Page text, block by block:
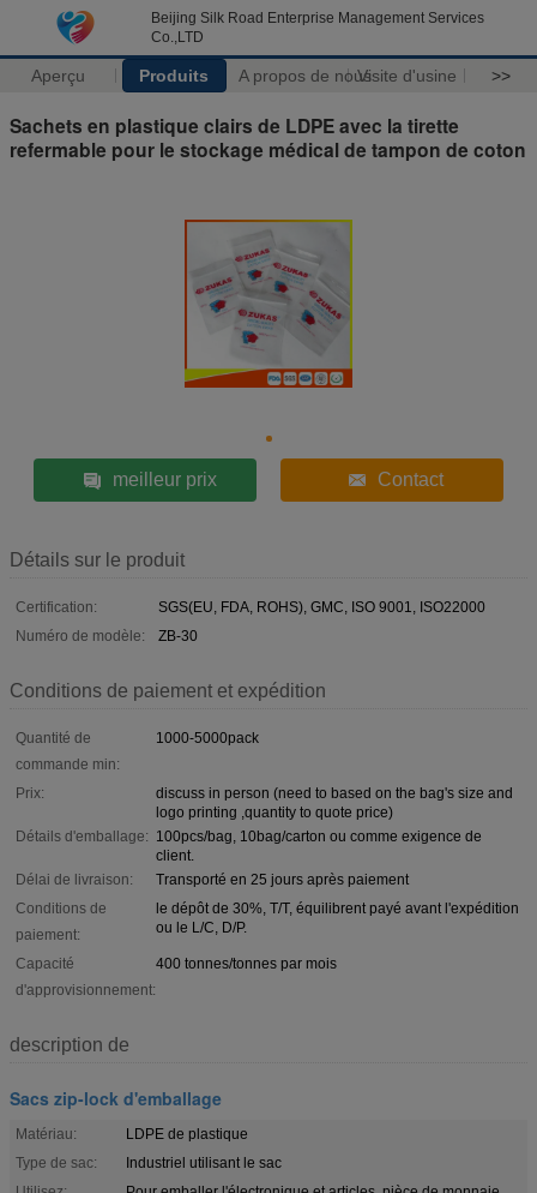
Beijing Silk Road Enterprise Management Services
Co.,LTD
Aperçu Produits A propos de nousVisite d'usine >>
Sachets en plastique clairs de LDPE avec la tirette
refermable pour le stockage médical de tampon de coton
meilleur prix Contact
Détails sur le produit
Certification:
SGS(EU, FDA, ROHS), GMC, ISO 9001, ISO22000
Numéro de modèle:
ZB-30
Conditions de paiement et expédition
Quantité de
commande min:
1000-5000pack
Prix:
discuss in person (need to based on the bag's size and
logo printing ,quantity to quote price)
Détails d'emballage: 100pcs/bag, 10bag/carton ou comme exigence de
client.
Délai de livraison:
Transporté en 25 jours après paiement
Conditions de
paiement:
le dépôt de 30%, T/T, équilibrent payé avant l'expédition
ou le L/C, D/P.
Capacité
d'approvisionnement:
400 tonnes/tonnes par mois
description de
Sacs zip-lock d'emballage
Matériau:
LDPE de plastique
Type de sac:
Industriel utilisant le sac